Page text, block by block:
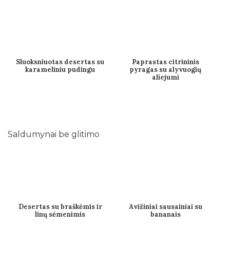
Sluoksniuotas desertas su
karameliniu pudingu
Paprastas citrininis
pyragas su alyvuogių
aliejumi
Saldumynai be glitimo
Desertas su braškėmis ir
linų sėmenimis
Avižiniai sausainiai su
bananais